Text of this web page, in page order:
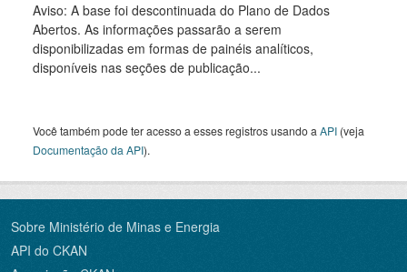
Aviso: A base foi descontinuada do Plano de Dados
Abertos. As informações passarão a serem
disponibilizadas em formas de painéis analíticos,
disponíveis nas seções de publicação...
Você também pode ter acesso a esses registros usando a API (veja
Documentação da API).
Sobre Ministério de Minas e Energia
API do CKAN